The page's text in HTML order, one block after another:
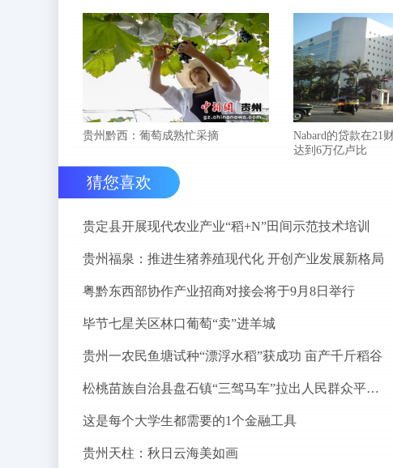
贵州黔西：葡萄成熟忙采摘
Nabard的贷款在21
达到6万亿卢比
猜您喜欢
贵定县开展现代农业产业“稻+N”田间示范技术培训
贵州福泉：推进生猪养殖现代化 开创产业发展新格局
粤黔东西部协作产业招商对接会将于9月8日举行
毕节七星关区林口葡萄“卖”进羊城
贵州一农民鱼塘试种“漂浮水稻”获成功 亩产千斤稻谷
松桃苗族自治县盘石镇“三驾马车”拉出人民群众平安幸福生活
这是每个大学生都需要的1个金融工具
贵州天柱：秋日云海美如画